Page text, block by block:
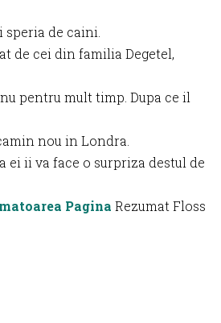
speria de caini.
de cei din familia Degetel,
pentru mult timp. Dupa ce il
nou in Londra.
ei ii va face o surpriza destul de
Pagina Rezumat Floss